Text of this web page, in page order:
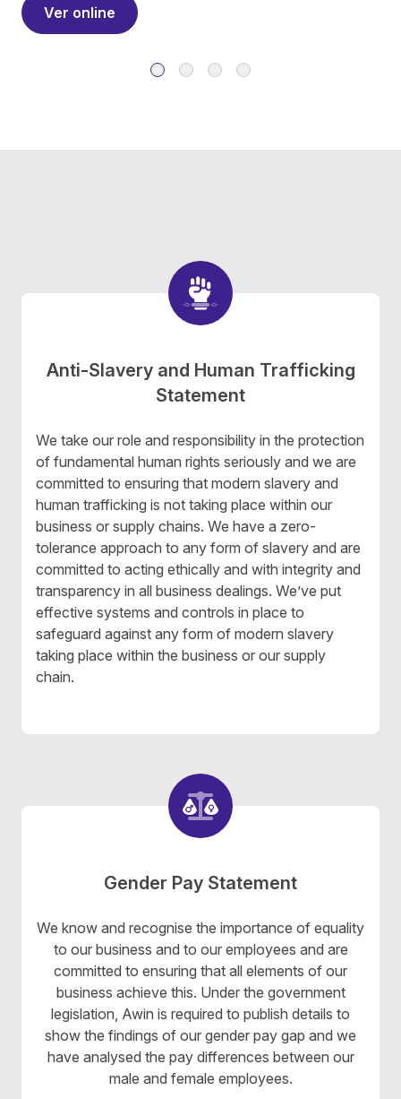
Ver online
Anti-Slavery and Human Trafficking
Statement
We take our role and responsibility in the protection
of fundamental human rights seriously and we are
committed to ensuring that modern slavery and
human trafficking is not taking place within our
business or supply chains. We have a zero-
tolerance approach to any form of slavery and are
committed to acting ethically and with integrity and
transparency in all business dealings. We’ve put
effective systems and controls in place to
safeguard against any form of modern slavery
taking place within the business or our supply
chain.
Gender Pay Statement
We know and recognise the importance of equality
to our business and to our employees and are
committed to ensuring that all elements of our
business achieve this. Under the government
legislation, Awin is required to publish details to
show the findings of our gender pay gap and we
have analysed the pay differences between our
male and female employees.